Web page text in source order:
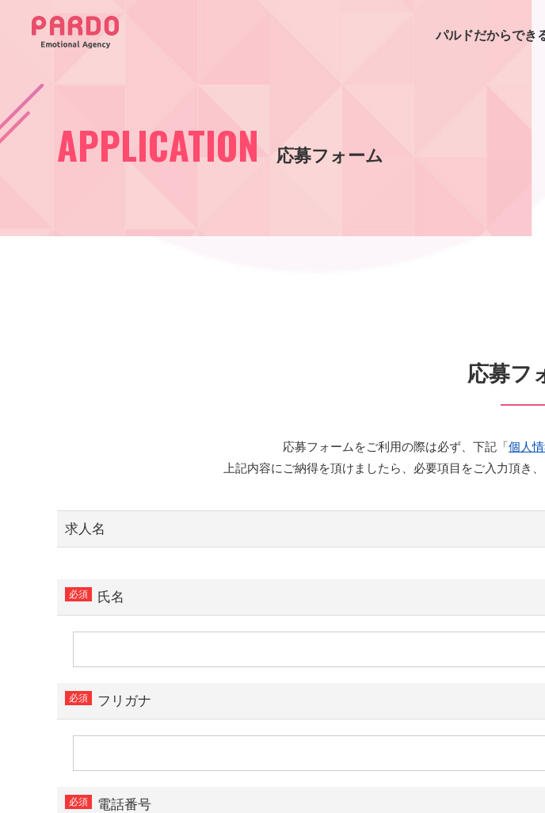
パルドだからでき
APPLICATION 応募フォーム
応募フ
応募フォームをご利用の際は必ず、下記「個人
上記内容にご納得を頂けましたら、必要項目をご入力頂き
求人名
氏名
フリガナ
電話番号